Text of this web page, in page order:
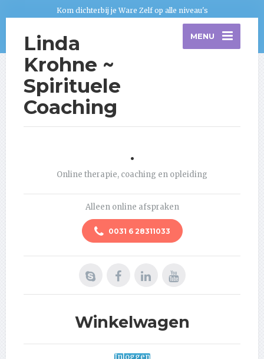
Kom dichterbij je Ware Zelf op alle niveau's
Linda
Krohne ~
Spirituele
Coaching
MENU
.
Online therapie, coaching en opleiding
Alleen online afspraken
0031 6 28311033
Winkelwagen
Inloggen